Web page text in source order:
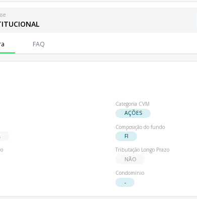
FAQ
Categoria CVM
AÇÕES
Composição do fundo
FI
Tributação Longo Prazo
NÃO
Condomínio
-